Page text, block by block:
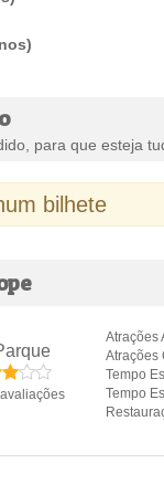
para que esteja
bilhete
Atrações
Atrações
Tempo
Tempo